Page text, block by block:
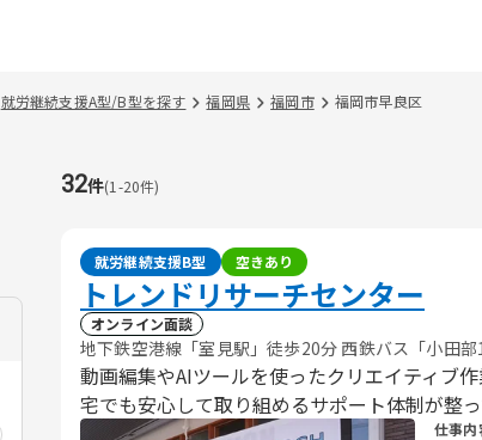
就労継続支援A型/B型を探す 福岡県 福岡市 福岡市早良区
32件(1 -20件)
就労継続支援B型 空きあり
トレンドリサーチセンター
オンライン面談
地下鉄空港線「室見駅」徒歩20分 西鉄バス「小田
動画編集やAIツールを使ったクリエイティブ
宅でも安心して取り組めるサポート体制が整っ
仕事内